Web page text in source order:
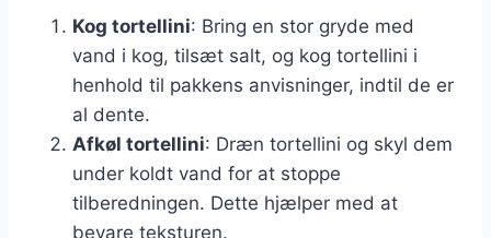
Kog tortellini: Bring en stor gryde med
vand i kog, tilsæt salt, og kog tortellini i
henhold til pakkens anvisninger, indtil de er
al dente.
Afkøl tortellini: Dræn tortellini og skyl dem
under koldt vand for at stoppe
tilberedningen. Dette hjælper med at
bevare teksturen.